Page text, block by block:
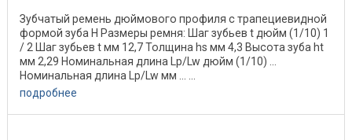
Зубчатый ремень дюймового профиля с трапециевидной
формой зуба H Размеры ремня: Шаг зубьев t дюйм (1/10) 1
/ 2 Шаг зубьев t мм 12,7 Толщина hs мм 4,3 Высота зуба ht
мм 2,29 Номинальная длина Lp/Lw дюйм (1/10) ...
Номинальная длина Lp/Lw мм ... ...
подробнее